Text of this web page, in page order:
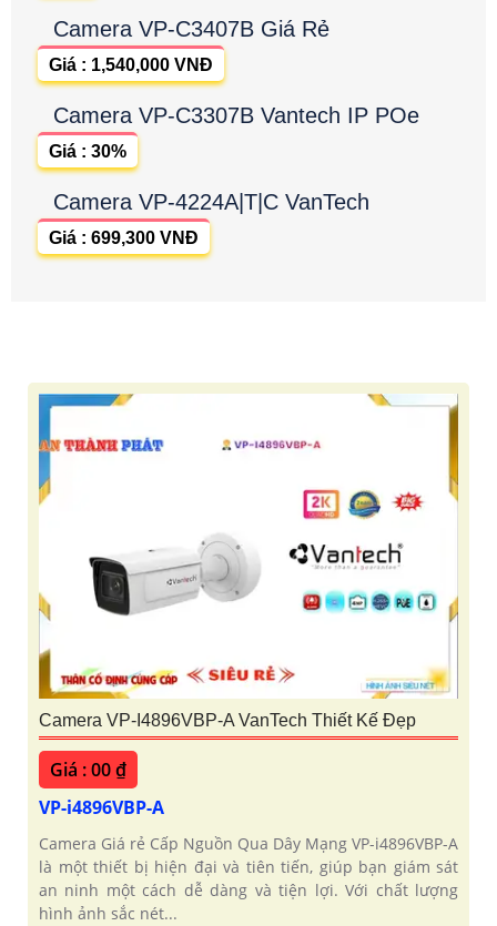
Camera VP-C3407B Giá Rẻ
Giá : 1,540,000 VNĐ
Camera VP-C3307B Vantech IP POe
Giá : 30%
Camera VP-4224A|T|C VanTech
Giá : 699,300 VNĐ
Camera VP-I4896VBP-A VanTech Thiết Kế Đẹp
Giá : 00 ₫
VP-i4896VBP-A
Camera Giá rẻ Cấp Nguồn Qua Dây Mạng VP-i4896VBP-A
là một thiết bị hiện đại và tiên tiến, giúp bạn giám sát
an ninh một cách dễ dàng và tiện lợi. Với chất lượng
hình ảnh sắc nét...